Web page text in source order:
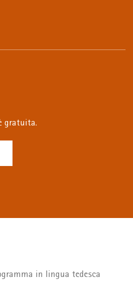
gratuita.
in lingua tedesca